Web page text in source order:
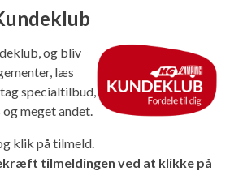
og bliv
læs
specialtilbud,
meget andet.
klik på tilmeld.
tilmeldingen ved at klikke på